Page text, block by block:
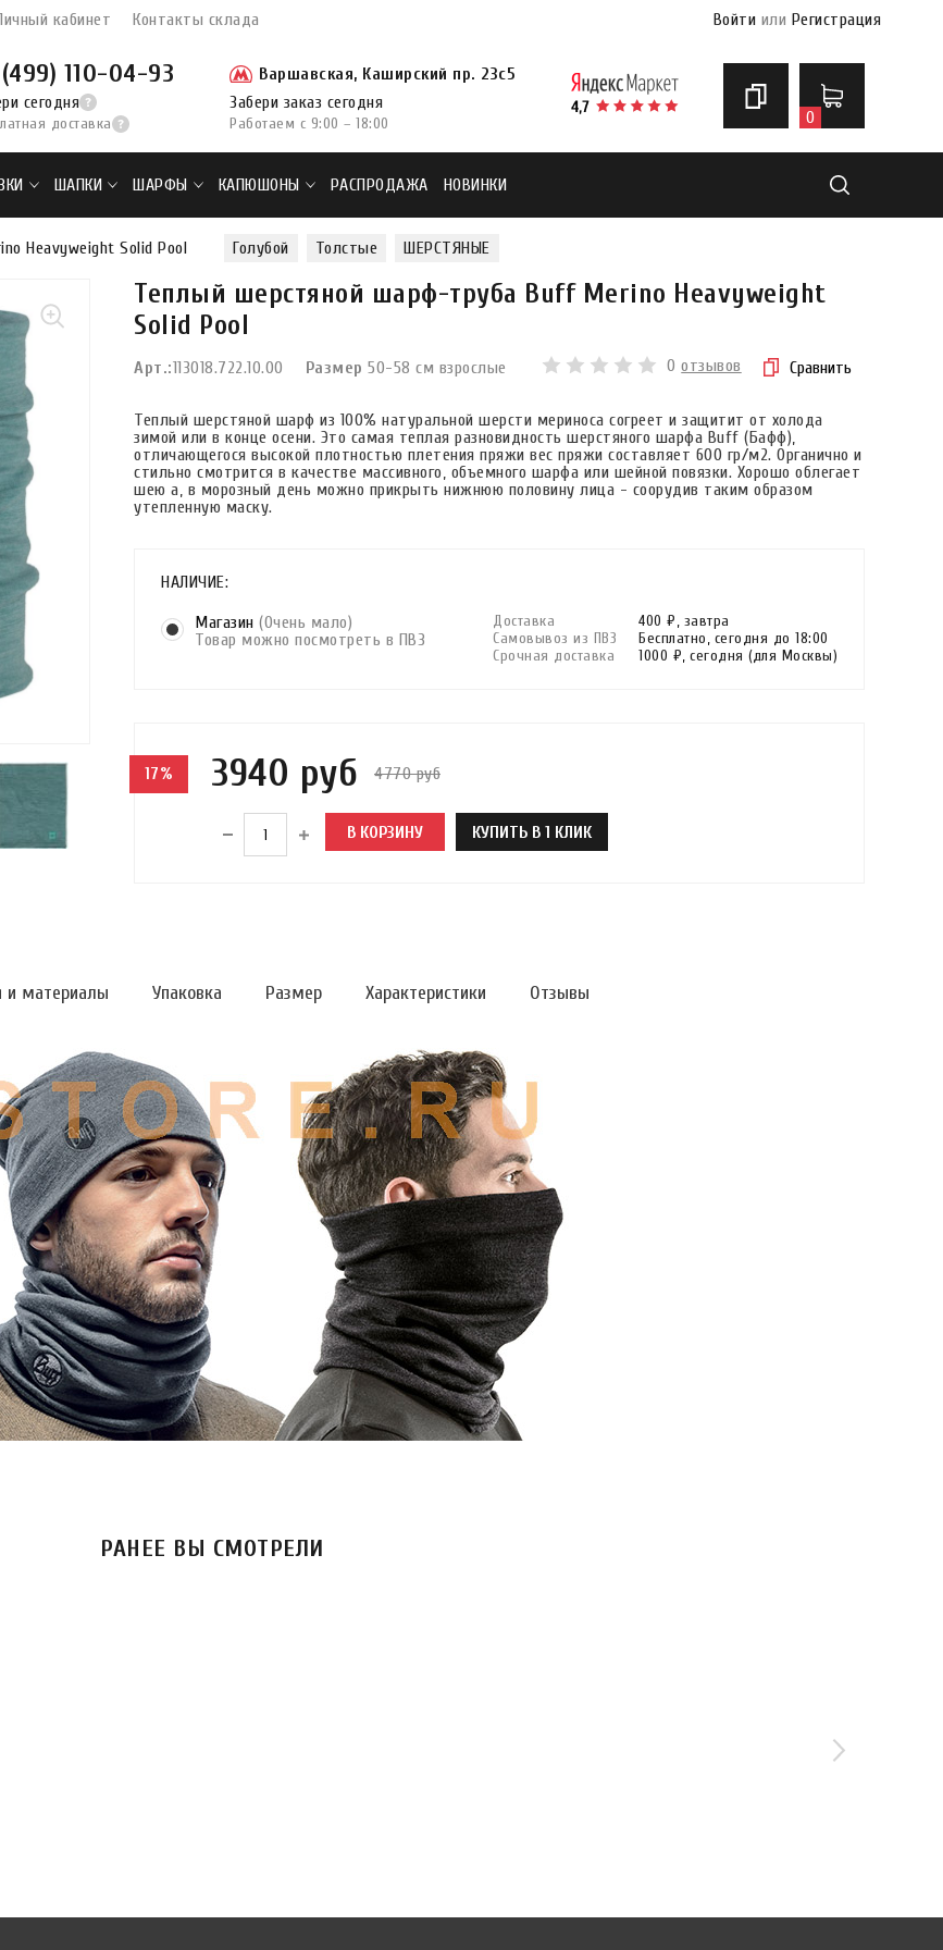
кабинет Контакты склада Войти или Регистрация
110-04-93
сегодня
доставка
Варшавская, Каширский пр. 23с5
Забери заказ сегодня
Работаем с 9:00 – 18:00 0
ШАПКИ ШАРФЫ КАПЮШОНЫ РАСПРОДАЖА НОВИНКИ
Heavyweight Solid Pool Голубой Толстые ШЕРСТЯНЫЕ
Теплый шерстяной шарф-труба Buff Merino Heavyweight
Solid Pool
Арт.:113018.722.10.00 Размер 50-58 см взрослые 0 отзывов Сравнить
Теплый шерстяной шарф из 100% натуральной шерсти мериноса согреет и защитит от холода
зимой или в конце осени. Это самая теплая разновидность шерстяного шарфа Buff (Бафф),
отличающегося высокой плотностью плетения пряжи вес пряжи составляет 600 гр/м2. Органично и
стильно смотрится в качестве массивного, объемного шарфа или шейной повязки. Хорошо облегает
шею а, в морозный день можно прикрыть нижнюю половину лица - соорудив таким образом
утепленную маску.
НАЛИЧИЕ:
Магазин (Очень мало)
Товар можно посмотреть в ПВЗ
Доставка 400 ₽, завтра
Самовывоз из ПВЗ
Бесплатно, сегодня до 18:00
Срочная доставка
1000 ₽, сегодня (для Москвы)
17% 3940 руб 4770 руб
В КОРЗИНУ КУПИТЬ В 1 КЛИК
и материалы Упаковка Размер Характеристики Отзывы
РАНЕЕ ВЫ СМОТРЕЛИ